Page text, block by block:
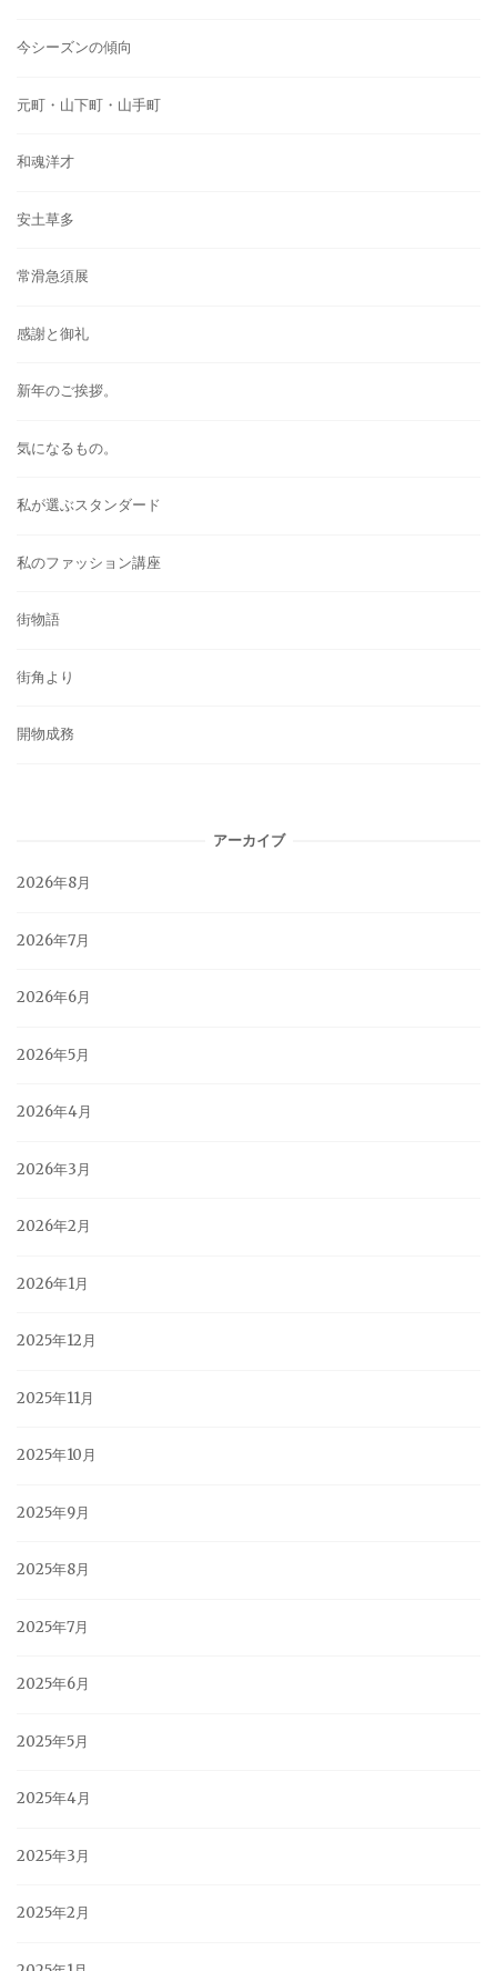
今シーズンの傾向
元町・山下町・山手町
和魂洋才
安土草多
常滑急須展
感謝と御礼
新年のご挨拶。
気になるもの。
私が選ぶスタンダード
私のファッション講座
街物語
街角より
開物成務
アーカイブ
2026年8月
2026年7月
2026年6月
2026年5月
2026年4月
2026年3月
2026年2月
2026年1月
2025年12月
2025年11月
2025年10月
2025年9月
2025年8月
2025年7月
2025年6月
2025年5月
2025年4月
2025年3月
2025年2月